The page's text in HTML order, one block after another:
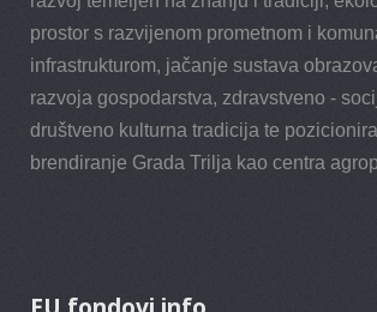
prostor s razvijenom prometnom i
infrastrukturom, jačanje sustava
razvoja gospodarstva, zdravstveno -
društveno kulturna tradicija te
brendiranje Grada Trilja kao centra